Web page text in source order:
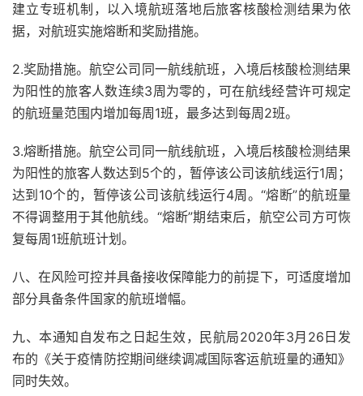
建立专班机制，以入境航班落地后旅客核酸检测结果为依
据，对航班实施熔断和奖励措施。
2.奖励措施。航空公司同一航线航班，入境后核酸检测结果
为阳性的旅客人数连续3周为零的，可在航线经营许可规定
的航班量范围内增加每周1班，最多达到每周2班。
3.熔断措施。航空公司同一航线航班，入境后核酸检测结果
为阳性的旅客人数达到5个的，暂停该公司该航线运行1周；
达到10个的，暂停该公司该航线运行4周。“熔断”的航班量
不得调整用于其他航线。“熔断”期结束后，航空公司方可恢
复每周1班航班计划。
八、在风险可控并具备接收保障能力的前提下，可适度增加
部分具备条件国家的航班增幅。
九、本通知自发布之日起生效，民航局2020年3月26日发
布的《关于疫情防控期间继续调减国际客运航班量的通知》
同时失效。